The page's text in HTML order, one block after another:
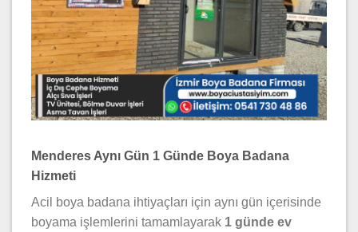
Menderes Aynı Gün 1 Günde Boya Badana
Hizmeti
Acil boya badana ihtiyaçları için aynı gün içerisinde
boyama işlemlerini tamamlayarak 1 günde ev